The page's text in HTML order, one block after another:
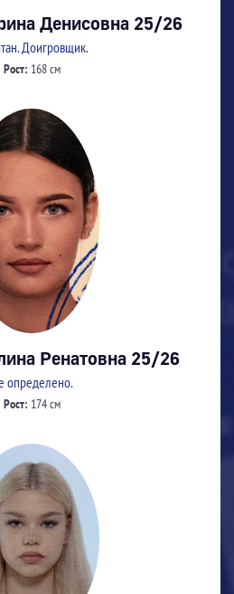
Денисовна 25/26
Доигровщик.
Рост: 168 см
Ренатовна 25/26
определено.
Рост: 174 см